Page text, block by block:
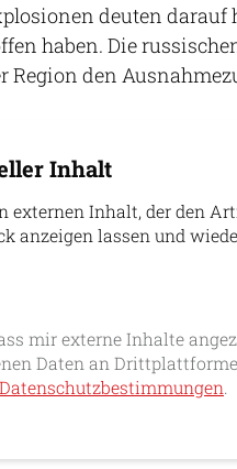
deuten darauf
haben. Die
den
Inhalt
externen Inhalt, der den
anzeigen lassen und
mir externe Inhalte
Daten an
Datenschutzbestimmungen.